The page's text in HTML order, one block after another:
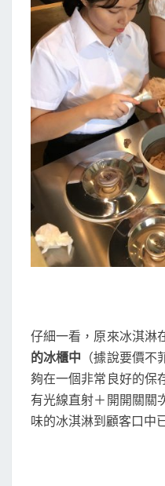
仔細一看，原來冰淇淋
的冰櫃中 （據說要價
夠在一個非常良好的保
有光線直射＋開開關關
味的冰淇淋到顧客口中